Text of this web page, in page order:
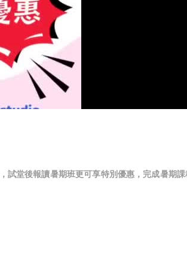
堂後報讀暑期班更可享特別優惠，完成暑期